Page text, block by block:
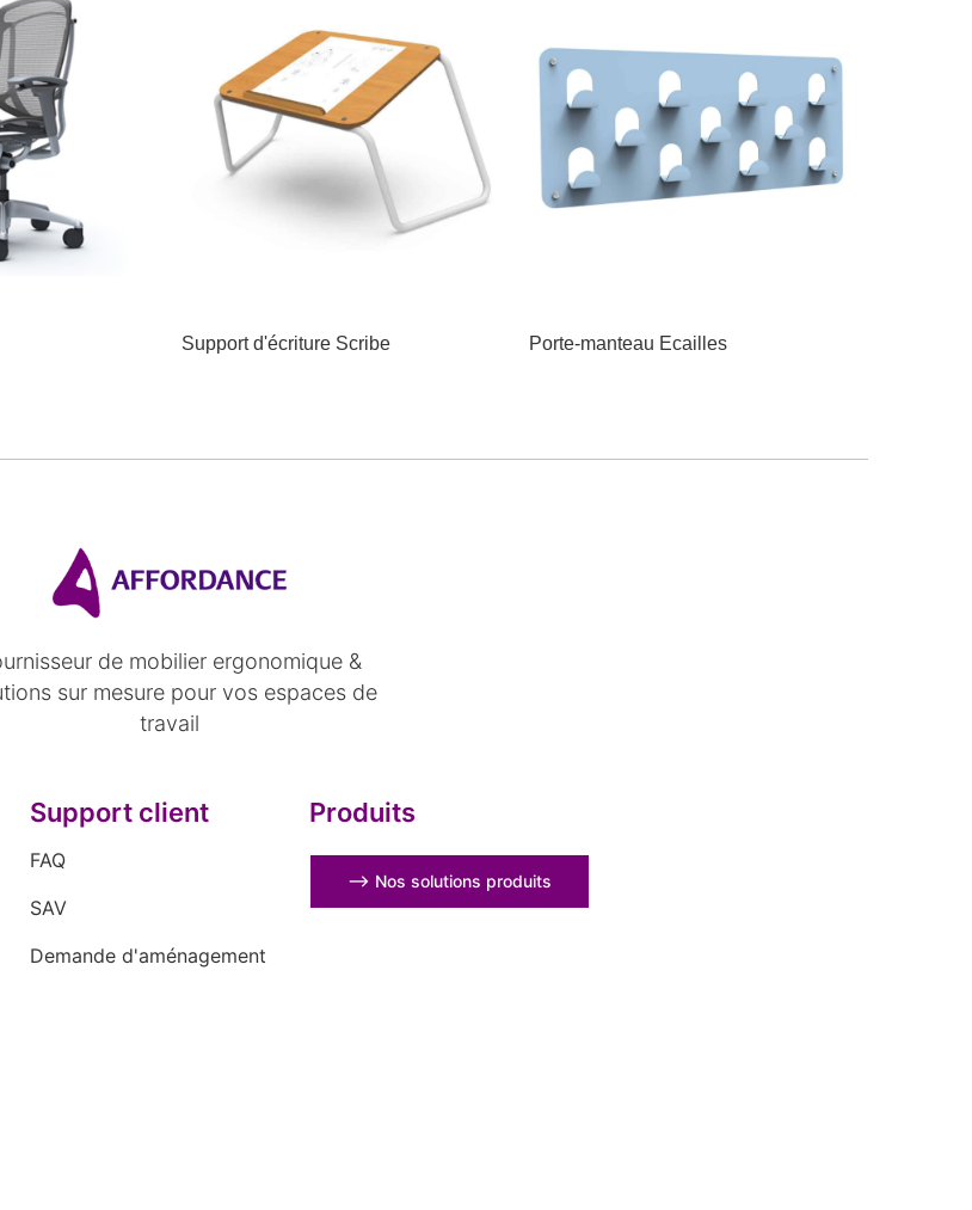
Support d'écriture Scribe Porte-manteau Ecailles
de mobilier ergonomique &
sur mesure pour vos espaces de
travail
Support client
FAQ
SAV
Demande d'aménagement
Produits
⟶ Nos solutions produits